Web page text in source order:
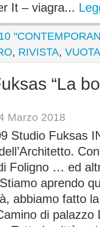
It – viagra...
, RIVISTA, VUOTA
“La
Marzo 2018
Studio Fuksas
Foligno … ed
aprendo
abbiamo fatto
di palazzo